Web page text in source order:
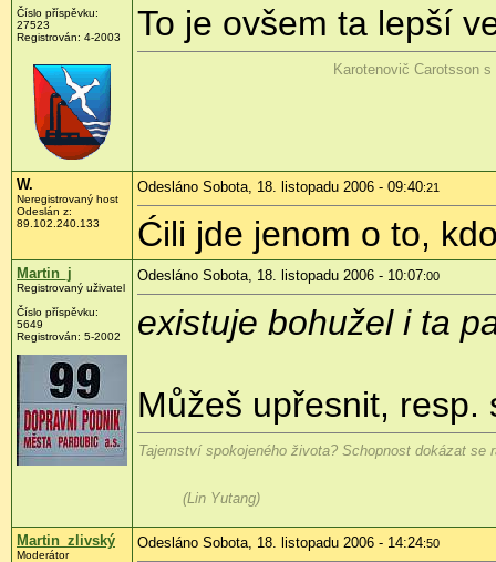
Číslo příspěvku:
27523
Registrován: 4-2003
To je ovšem ta lepší
Karotenovič Carotsson
W.
Neregistrovaný host
Odeslán z:
89.102.240.133
Odesláno Sobota, 18. listopadu 2006 - 09:40:21
Ćili jde jenom o to,
Martin_j
Registrovaný uživatel
Číslo příspěvku:
5649
Registrován: 5-2002
Odesláno Sobota, 18. listopadu 2006 - 10:07:00
existuje bohužel i ta
Můžeš upřesnit, resp.
Tajemství spokojeného života? Schopnost dokázat
(Lin Yutang)
Martin_zlivský
Moderátor
Odesláno Sobota, 18. listopadu 2006 - 14:24:50